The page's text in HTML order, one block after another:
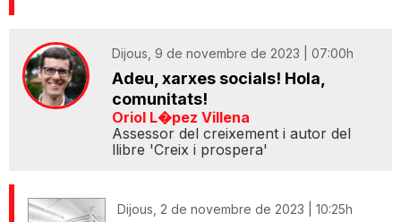
Dijous, 9 de novembre de 2023 | 07:00h
Adeu, xarxes socials! Hola,
comunitats!
Oriol L�pez Villena
Assessor del creixement i autor del
llibre 'Creix i prospera'
Dijous, 2 de novembre de 2023 | 10:25h